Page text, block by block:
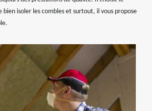
bien isoler les combles et surtout, il vous propose